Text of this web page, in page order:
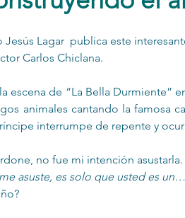
Relaciones de pareja
Jesús Lagar  publica este
Carlos Chiclana.
escena de “La Bella Durmiente”
animales cantando la famosa
interrumpe de repente y
no fue mi intención asustarla.
asuste, es solo que usted es un…